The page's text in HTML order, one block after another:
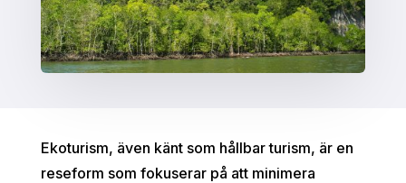
Ekoturism, även känt som hållbar turism, är en
reseform som fokuserar på att minimera